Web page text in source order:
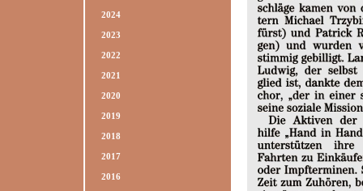
2024
2023
2022
2021
2020
2019
2018
2017
2016